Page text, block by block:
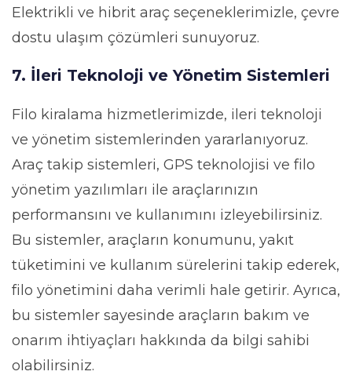
Elektrikli ve hibrit araç seçeneklerimizle, çevre
dostu ulaşım çözümleri sunuyoruz.
7. İleri Teknoloji ve Yönetim Sistemleri
Filo kiralama hizmetlerimizde, ileri teknoloji
ve yönetim sistemlerinden yararlanıyoruz.
Araç takip sistemleri, GPS teknolojisi ve filo
yönetim yazılımları ile araçlarınızın
performansını ve kullanımını izleyebilirsiniz.
Bu sistemler, araçların konumunu, yakıt
tüketimini ve kullanım sürelerini takip ederek,
filo yönetimini daha verimli hale getirir. Ayrıca,
bu sistemler sayesinde araçların bakım ve
onarım ihtiyaçları hakkında da bilgi sahibi
olabilirsiniz.